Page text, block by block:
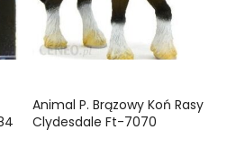
Animal P. Brązowy Koń Rasy
Clydesdale Ft-7070